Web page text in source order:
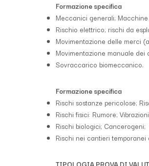
Formazione specifica
Meccanici generali;
Rischio elettrico; rischi da
Movimentazione delle merci
Movimentazione manuale dei
Sovraccarico biomeccanico.
Formazione specifica
Rischi sostanze pericolose;
Rischi fisici: Rumore;
Rischi biologici; Cancerogeni;
Rischi nei cantieri temporanei